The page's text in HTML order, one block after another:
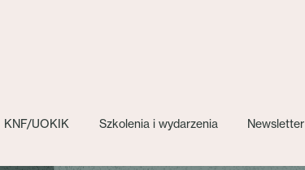
KNF/UOKIK Szkolenia i wydarzenia Newsletter